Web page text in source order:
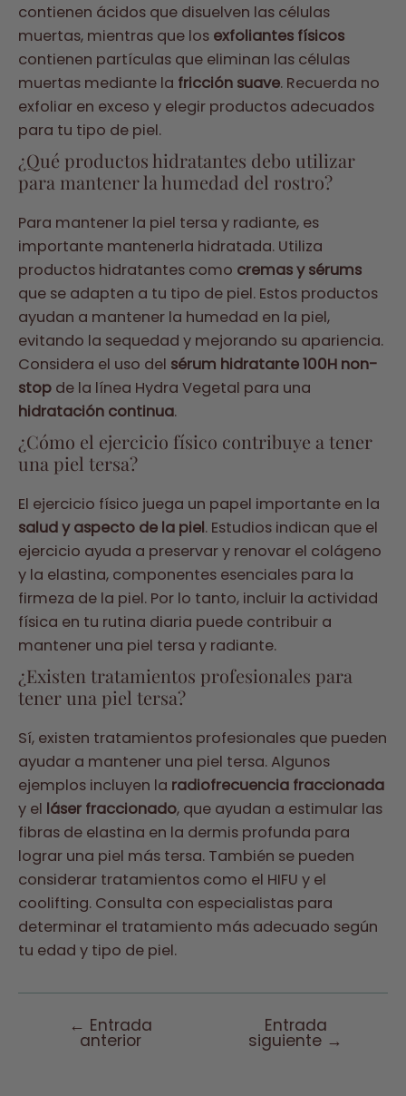
contienen ácidos que disuelven las células
muertas, mientras que los exfoliantes físicos
contienen partículas que eliminan las células
muertas mediante la fricción suave. Recuerda no
exfoliar en exceso y elegir productos adecuados
para tu tipo de piel.
¿Qué productos hidratantes debo utilizar
para mantener la humedad del rostro?
Para mantener la piel tersa y radiante, es
importante mantenerla hidratada. Utiliza
productos hidratantes como cremas y sérums
que se adapten a tu tipo de piel. Estos productos
ayudan a mantener la humedad en la piel,
evitando la sequedad y mejorando su apariencia.
Considera el uso del sérum hidratante 100H non-
stop de la línea Hydra Vegetal para una
hidratación continua.
¿Cómo el ejercicio físico contribuye a tener
una piel tersa?
El ejercicio físico juega un papel importante en la
salud y aspecto de la piel. Estudios indican que el
ejercicio ayuda a preservar y renovar el colágeno
y la elastina, componentes esenciales para la
firmeza de la piel. Por lo tanto, incluir la actividad
física en tu rutina diaria puede contribuir a
mantener una piel tersa y radiante.
¿Existen tratamientos profesionales para
tener una piel tersa?
Sí, existen tratamientos profesionales que pueden
ayudar a mantener una piel tersa. Algunos
ejemplos incluyen la radiofrecuencia fraccionada
y el láser fraccionado, que ayudan a estimular las
fibras de elastina en la dermis profunda para
lograr una piel más tersa. También se pueden
considerar tratamientos como el HIFU y el
coolifting. Consulta con especialistas para
determinar el tratamiento más adecuado según
tu edad y tipo de piel.
Navegación
← Entrada
anterior
Entrada
siguiente →